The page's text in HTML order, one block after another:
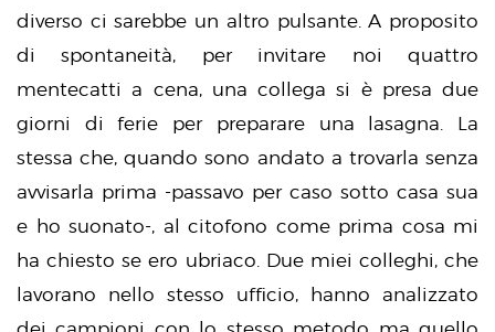
diverso ci sarebbe un altro pulsante. A proposito
di spontaneità, per invitare noi quattro
mentecatti a cena, una collega si è presa due
giorni di ferie per preparare una lasagna. La
stessa che, quando sono andato a trovarla senza
avvisarla prima -passavo per caso sotto casa sua
e ho suonato-, al citofono come prima cosa mi
ha chiesto se ero ubriaco. Due miei colleghi, che
lavorano nello stesso ufficio, hanno analizzato